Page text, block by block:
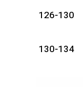
126-130
130-134